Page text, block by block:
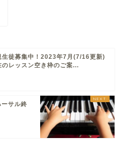
生徒募集中！2023年7月(7/16更新)
のレッスン空き枠のご案...
サル終